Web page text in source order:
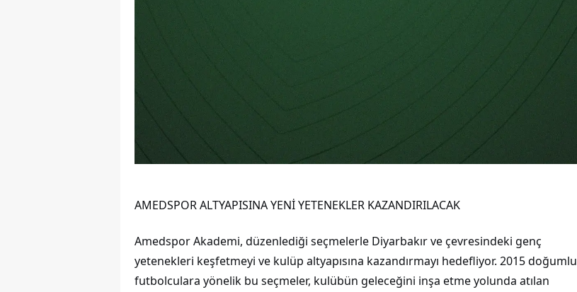
AMEDSPOR ALTYAPISINA YENİ YETENEKLER KAZANDIRILACAK
Amedspor Akademi, düzenlediği seçmelerle Diyarbakır ve çevresindeki genç
yetenekleri keşfetmeyi ve kulüp altyapısına kazandırmayı hedefliyor. 2015 doğumlu
futbolculara yönelik bu seçmeler, kulübün geleceğini inşa etme yolunda atılan